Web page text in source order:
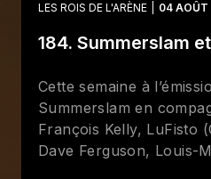
LES ROIS DE L'ARÈNE 04 AOÛT
184. Summerslam
Cette semaine à
Summerslam en
François Kelly, LuFisto
Dave Ferguson, Louis-